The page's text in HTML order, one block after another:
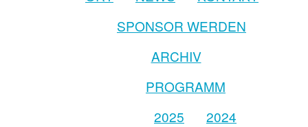
SPONSOR WERDEN
ARCHIV
PROGRAMM
2025
2024